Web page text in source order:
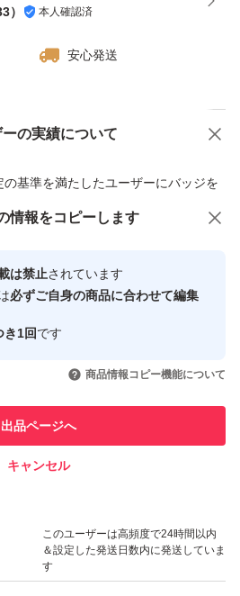
ート（硫酸系界面活性剤）フリ
ンTEA
・パサつきの原因となっている髪
） 本人確認済
安心発送
の実績について
基準を満たしたユーザーにバッジを
心・安全なユーザーです
引を完了させた実績があります
での取引実績があります
このユーザーは高頻度で24時間以内
＆設定した発送日数内に発送していま
す
商品への質問
情報をコピーします
は禁止されています
必ずご自身の商品に合わせて編集
き1回です
商品情報コピー機能について
出品ページへ
キャンセル
オススメ